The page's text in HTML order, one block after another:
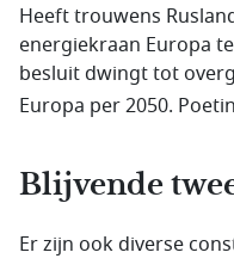
Heeft trouwens
energiekraan Europa
besluit dwingt tot
Europa per 2050.
Blijvende
Er zijn ook diverse